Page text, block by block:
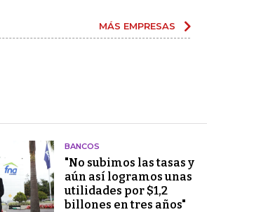
MÁS EMPRESAS
BANCOS
"No subimos las tasas y
aún así logramos unas
utilidades por $1,2
billones en tres años"